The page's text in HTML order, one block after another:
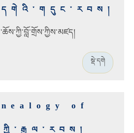
སྡེ་དགེ
of